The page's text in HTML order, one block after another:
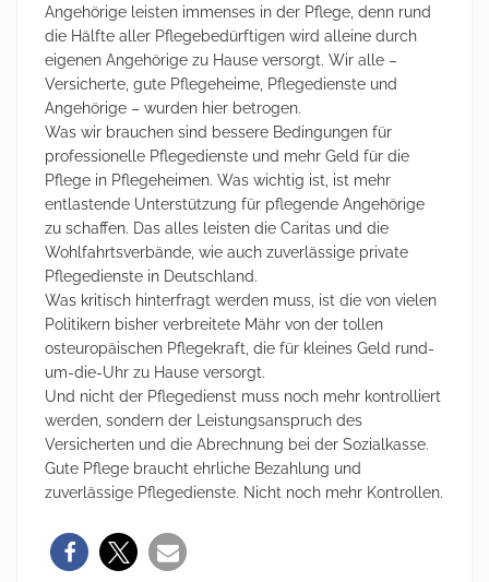
Angehörige leisten immenses in der Pflege, denn rund
die Hälfte aller Pflegebedürftigen wird alleine durch
eigenen Angehörige zu Hause versorgt. Wir alle –
Versicherte, gute Pflegeheime, Pflegedienste und
Angehörige – wurden hier betrogen.
Was wir brauchen sind bessere Bedingungen für
professionelle Pflegedienste und mehr Geld für die
Pflege in Pflegeheimen. Was wichtig ist, ist mehr
entlastende Unterstützung für pflegende Angehörige
zu schaffen. Das alles leisten die Caritas und die
Wohlfahrtsverbände, wie auch zuverlässige private
Pflegedienste in Deutschland.
Was kritisch hinterfragt werden muss, ist die von vielen
Politikern bisher verbreitete Mähr von der tollen
osteuropäischen Pflegekraft, die für kleines Geld rund-
um-die-Uhr zu Hause versorgt.
Und nicht der Pflegedienst muss noch mehr kontrolliert
werden, sondern der Leistungsanspruch des
Versicherten und die Abrechnung bei der Sozialkasse.
Gute Pflege braucht ehrliche Bezahlung und
zuverlässige Pflegedienste. Nicht noch mehr Kontrollen.